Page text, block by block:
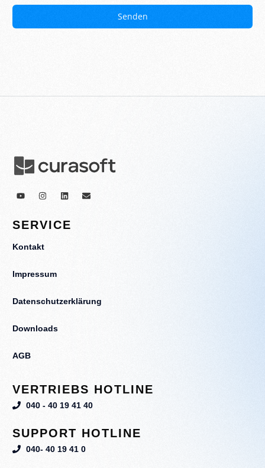
Senden
SERVICE
Kontakt
Impressum
Datenschutzerklärung
Downloads
AGB
VERTRIEBS HOTLINE
040 - 40 19 41 40
SUPPORT HOTLINE
040- 40 19 41 0